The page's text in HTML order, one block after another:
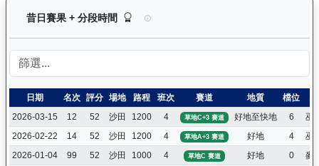
昔日賽果 + 分段時間 大宗師（K578）— 昔日賽果及分段
日期 名次 評分 場地 路程 班次 賽道 地質 檔位
2026-03-15
12 52 沙田 1200 4 草地C+3 賽道 好地至快地 6
巫
2026-02-22
14 52 沙田 1200 4 草地A+3 賽道 好地 4
巫
2026-01-04
99 52 沙田 1000 4 草地C 賽道 好地 0 麥